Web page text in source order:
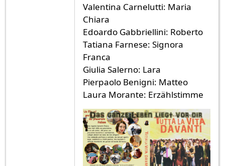
Valentina Carnelutti: Maria
Chiara
Edoardo Gabbriellini: Roberto
Tatiana Farnese: Signora
Franca
Giulia Salerno: Lara
Pierpaolo Benigni: Matteo
Laura Morante: Erzählstimme